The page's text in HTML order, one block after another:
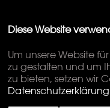
Diese Website
Um unsere Website
zu gestalten und um
zu bieten, setzen wir
Datenschutzerklärung